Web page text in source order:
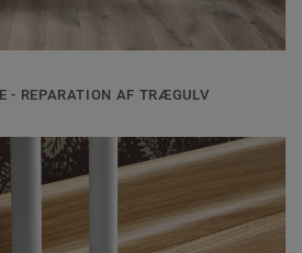
- REPARATION AF TRÆGULV